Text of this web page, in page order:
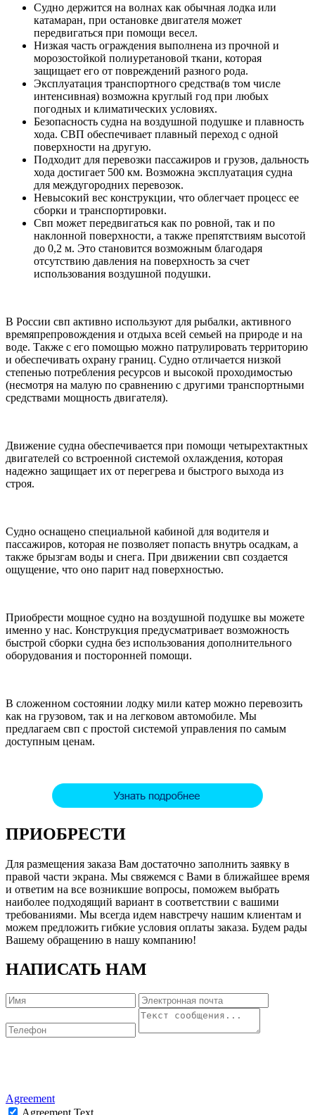
Судно держится на волнах как обычная лодка или
катамаран, при остановке двигателя может
передвигаться при помощи весел.
Низкая часть ограждения выполнена из прочной и
морозостойкой полиуретановой ткани, которая
защищает его от повреждений разного рода.
Эксплуатация транспортного средства(в том числе
интенсивная) возможна круглый год при любых
погодных и климатических условиях.
Безопасность судна на воздушной подушке и плавность
хода. СВП обеспечивает плавный переход с одной
поверхности на другую.
Подходит для перевозки пассажиров и грузов, дальность
хода достигает 500 км. Возможна эксплуатация судна
для междугородних перевозок.
Невысокий вес конструкции, что облегчает процесс ее
сборки и транспортировки.
Свп может передвигаться как по ровной, так и по
наклонной поверхности, а также препятствиям высотой
до 0,2 м. Это становится возможным благодаря
отсутствию давления на поверхность за счет
использования воздушной подушки.
В России свп активно используют для рыбалки, активного
времяпрепровождения и отдыха всей семьей на природе и на
воде. Также с его помощью можно патрулировать территорию
и обеспечивать охрану границ. Судно отличается низкой
степенью потребления ресурсов и высокой проходимостью
(несмотря на малую по сравнению с другими транспортными
средствами мощность двигателя).
Движение судна обеспечивается при помощи четырехтактных
двигателей со встроенной системой охлаждения, которая
надежно защищает их от перегрева и быстрого выхода из
строя.
Судно оснащено специальной кабиной для водителя и
пассажиров, которая не позволяет попасть внутрь осадкам, а
также брызгам воды и снега. При движении свп создается
ощущение, что оно парит над поверхностью.
Приобрести мощное судно на воздушной подушке вы можете
именно у нас. Конструкция предусматривает возможность
быстрой сборки судна без использования дополнительного
оборудования и посторонней помощи.
В сложенном состоянии лодку мили катер можно перевозить
как на грузовом, так и на легковом автомобиле. Мы
предлагаем свп с простой системой управления по самым
доступным ценам.
ПРИОБРЕСТИ
Для размещения заказа Вам достаточно заполнить заявку в
правой части экрана. Мы свяжемся с Вами в ближайшее время
и ответим на все возникшие вопросы, поможем выбрать
наиболее подходящий вариант в соответствии с вашими
требованиями. Мы всегда идем навстречу нашим клиентам и
можем предложить гибкие условия оплаты заказа. Будем рады
Вашему обращению в нашу компанию!
НАПИСАТЬ НАМ
Agreement